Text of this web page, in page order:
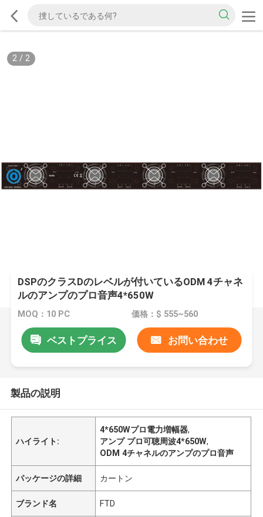
2/ 2
DSPのクラスDのレベルが付いているODM 4チャネ
ルのアンプのプロ音声4*650W
MOQ：10 PC 価格：$ 555~560
ベストプライス お問い合わせ
製品の説明
ハイライト:
4*650Wプロ電力増幅器,
アンプ プロ可聴周波4*650W,
ODM 4チャネルのアンプのプロ音声
パッケージの詳細 カートン
ブランド名 FTD